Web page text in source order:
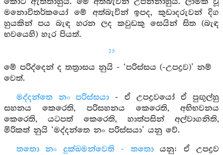
මනොවිතර්කයෝ මේ අත්බැවින් ඉපද, කුඩාදරුවන් දිග
හුයකින් පය බැඳ හරන ලද කවුඩකු සෙයින් සිත (බැඳ
භවයෙහි) හැර පියත්.
25
මේ පරිද්දෙන් ද තත්‍රාසය නුයි - ‘පරිස්සය (-උපද්‍රව)’ නම්
වෙත්.
මද්දන්තෙ නං පරිස්සයා - ඒ උපද්‍රවයෝ ඒ පුඟුල්හු
සහනය කෙරෙති, පරිසහනය කෙරෙති, අභිභවනය
කෙරෙති, යටපත් කෙරෙති, හාත්පසින් අල්වාගනිති,
මිරිකත් නුයි ‘මද්දන්තෙ නං පරිස්සයා’ යනු වේ.
තතො නං දුක්ඛමන්වෙති - තතොයනු: ඒ උපද්‍රව